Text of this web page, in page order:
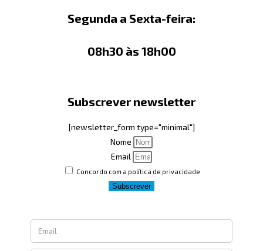
Segunda a Sexta-feira:
08h30 às 18h00
Subscrever newsletter
[newsletter_form type="minimal"]
Nome
Email
Concordo com a política de privacidade
Subscrever